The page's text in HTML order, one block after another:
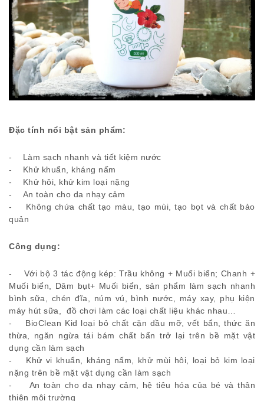
Đặc tính nổi bật sản phẩm:
- Làm sạch nhanh và tiết kiệm nước
- Khử khuẩn, kháng nấm
- Khử hôi, khử kim loại nặng
- An toàn cho da nhạy cảm
- Không chứa chất tạo màu, tạo mùi, tạo bọt và chất bảo
quản
Công dụng:
- Với bộ 3 tác động kép: Trầu không + Muối biển; Chanh +
Muối biển, Dâm bụt+ Muối biển, sản phẩm làm sạch nhanh
bình sữa, chén đĩa, núm vú, bình nước, máy xay, phụ kiện
máy hút sữa, đồ chơi làm các loại chất liệu khác nhau…
- BioClean Kid loại bỏ chất cặn dầu mỡ, vết bẩn, thức ăn
thừa, ngăn ngừa tái bám chất bẩn trở lại trên bề mặt vật
dụng cần làm sạch
- Khử vi khuẩn, kháng nấm, khử mùi hôi, loại bỏ kim loại
nặng trên bề mặt vật dụng cần làm sạch
- An toàn cho da nhạy cảm, hệ tiêu hóa của bé và thân
thiện môi trường